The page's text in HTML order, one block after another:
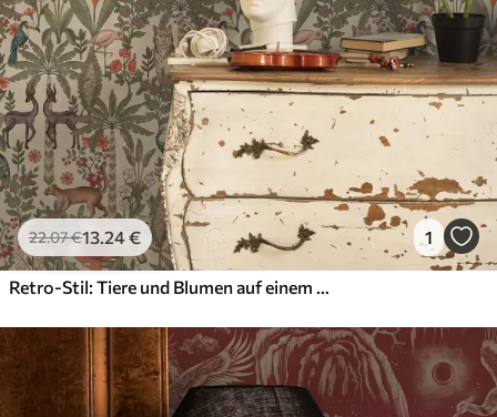
22.07€13.24€ 1
Retro-Stil: Tiere und Blumen auf einem Vintage-Hintergrund